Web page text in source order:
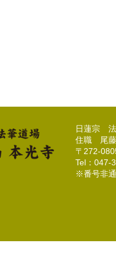
日蓮宗
住職 尾藤
〒272-
Tel：047-
※番号非